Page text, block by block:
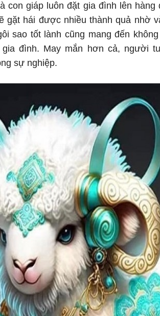
con giáp luôn đặt gia đình lên hàng
gặt hái được nhiều thành quả nhờ
sao tốt lành cũng mang đến
đình. May mắn hơn cả, người
sự nghiệp.